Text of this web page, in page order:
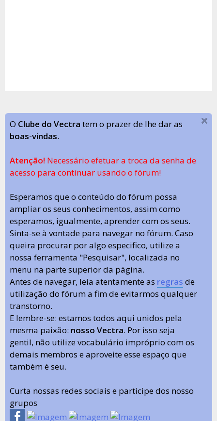
O Clube do Vectra tem o prazer de lhe dar as
boas-vindas.
Atenção! Necessário efetuar a troca da senha de
acesso para continuar usando o fórum!
Esperamos que o conteúdo do fórum possa
ampliar os seus conhecimentos, assim como
esperamos, igualmente, aprender com os seus.
Sinta-se à vontade para navegar no fórum. Caso
queira procurar por algo especifico, utilize a
nossa ferramenta "Pesquisar", localizada no
menu na parte superior da página.
Antes de navegar, leia atentamente as regras de
utilização do fórum a fim de evitarmos qualquer
transtorno.
E lembre-se: estamos todos aqui unidos pela
mesma paixão: nosso Vectra. Por isso seja
gentil, não utilize vocabulário impróprio com os
demais membros e aproveite esse espaço que
também é seu.
Curta nossas redes sociais e participe dos nosso
grupos